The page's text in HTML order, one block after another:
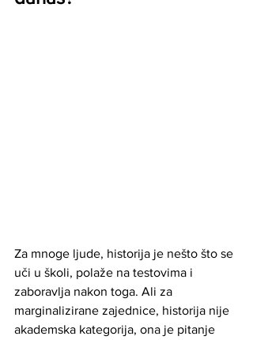
Za mnoge ljude, historija je nešto što se
uči u školi, polaže na testovima i
zaboravlja nakon toga. Ali za
marginalizirane zajednice, historija nije
akademska kategorija, ona je pitanje